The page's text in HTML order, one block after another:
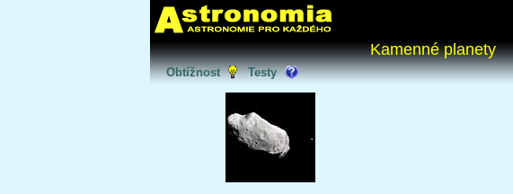
Kamenné planety
Obtížnost Testy